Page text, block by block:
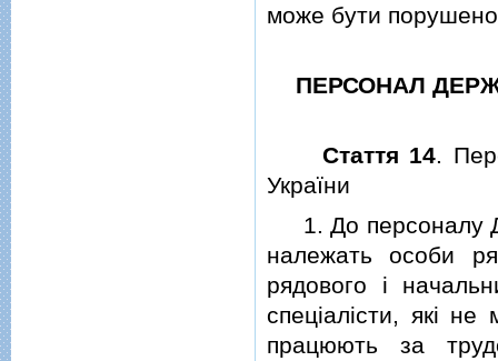
може бути
ПЕРСОНАЛ
Стаття 14.
України
1. До персоналу
належать особи
рядового i
спецiалiсти, якi не
працюють за